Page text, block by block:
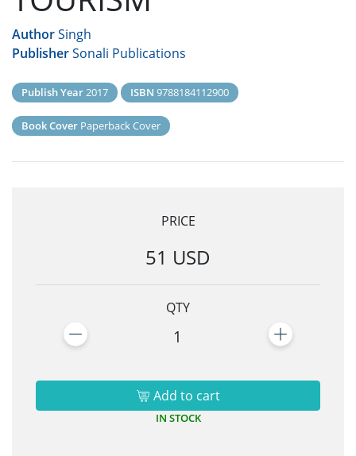
AuthorSingh
PublisherSonali Publications
Publish Year2017 ISBN 9788184112900
Book Cover Paperback Cover
PRICE
51 USD
QTY
1
Add to cart
IN STOCK